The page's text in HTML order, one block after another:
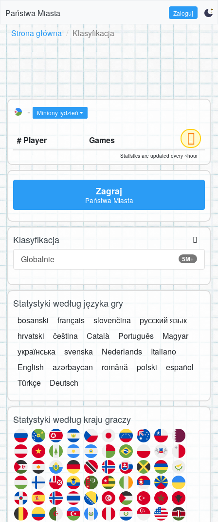
Państwa Miasta Zaloguj
Strona główna Klasyfikacja
- Miniony tydzień
# Player Games
Statistics are updated every ~hour
Zagraj
Państwa Miasta
Klasyfikacja
5M+
Globalnie
Statystyki według języka gry
bosanski français slovenčina
русский язык
hrvatski
čeština Català Português
Magyar
українська
svenska Nederlands
Italiano
English
azərbaycan română polski
español
Türkçe
Deutsch
Statystyki według kraju graczy